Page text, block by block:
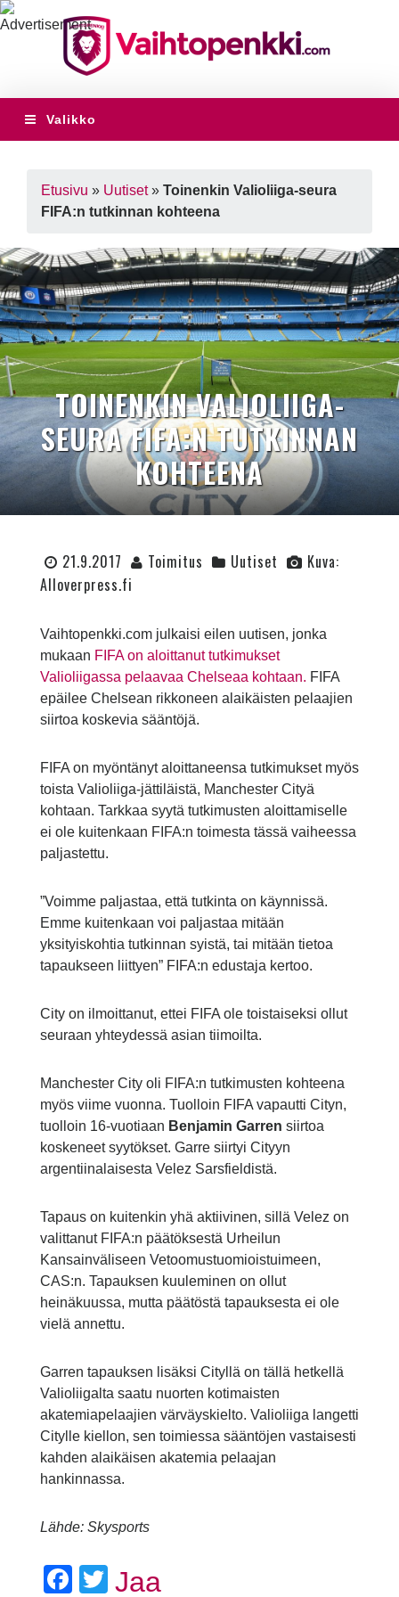
Valikko
Etusivu » Uutiset» Toinenkin Valioliiga-seura
FIFA:n tutkinnan kohteena
TOINENKIN VALIOLIIGA-
SEURA FIFA:N TUTKINNAN
KOHTEENA
21.9.2017 Toimitus Uutiset
Kuva:
Alloverpress.fi
Vaihtopenkki.com julkaisi eilen uutisen, jonka
mukaan FIFA on aloittanut tutkimukset
Valioliigassa pelaavaa Chelseaa kohtaan. FIFA
epäilee Chelsean rikkoneen alaikäisten pelaajien
siirtoa koskevia sääntöjä.
FIFA on myöntänyt aloittaneensa tutkimukset myös
toista Valioliiga-jättiläistä, Manchester Cityä
kohtaan. Tarkkaa syytä tutkimusten aloittamiselle
ei ole kuitenkaan FIFA:n toimesta tässä vaiheessa
paljastettu.
”Voimme paljastaa, että tutkinta on käynnissä.
Emme kuitenkaan voi paljastaa mitään
yksityiskohtia tutkinnan syistä, tai mitään tietoa
tapaukseen liittyen” FIFA:n edustaja kertoo.
City on ilmoittanut, ettei FIFA ole toistaiseksi ollut
seuraan yhteydessä asian tiimoilta.
Manchester City oli FIFA:n tutkimusten kohteena
myös viime vuonna. Tuolloin FIFA vapautti Cityn,
tuolloin 16-vuotiaan Benjamin Garren siirtoa
koskeneet syytökset. Garre siirtyi Cityyn
argentiinalaisesta Velez Sarsfieldistä.
Tapaus on kuitenkin yhä aktiivinen, sillä Velez on
valittanut FIFA:n päätöksestä Urheilun
Kansainväliseen Vetoomustuomioistuimeen,
CAS:n. Tapauksen kuuleminen on ollut
heinäkuussa, mutta päätöstä tapauksesta ei ole
vielä annettu.
Garren tapauksen lisäksi Cityllä on tällä hetkellä
Valioliigalta saatu nuorten kotimaisten
akatemiapelaajien värväyskielto. Valioliiga langetti
Citylle kiellon, sen toimiessa sääntöjen vastaisesti
kahden alaikäisen akatemia pelaajan
hankinnassa.
Lähde: Skysports
Facebook
Twitter
Jaa